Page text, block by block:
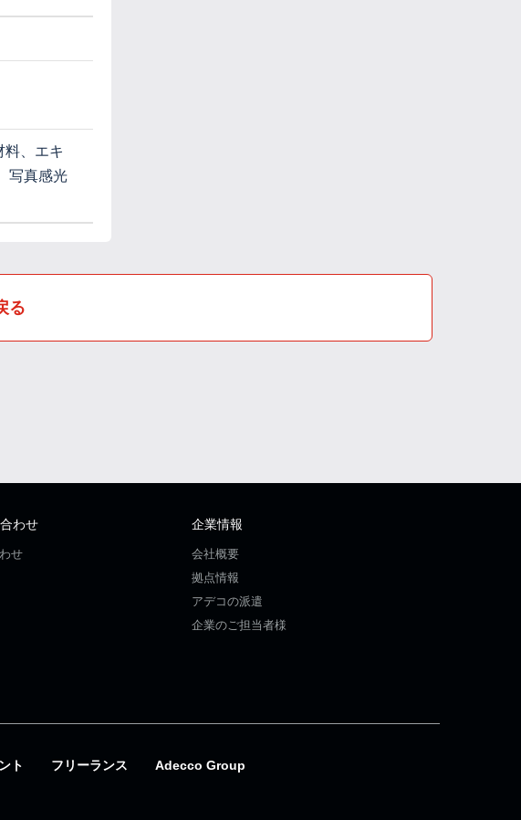
、エキ
真感光
る
わせ
せ
企業情報
会社概要
拠点情報
アデコの派遣
企業のご担当者様
ト フリーランス Adecco Group